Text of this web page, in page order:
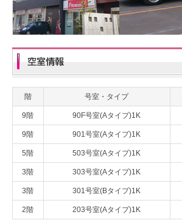
階 号室・タイプ
9階 90F号室(Aタイプ)1K
9階 901号室(Aタイプ)1K
5階 503号室(Aタイプ)1K
3階 303号室(Aタイプ)1K
3階 301号室(Bタイプ)1K
2階 203号室(Aタイプ)1K